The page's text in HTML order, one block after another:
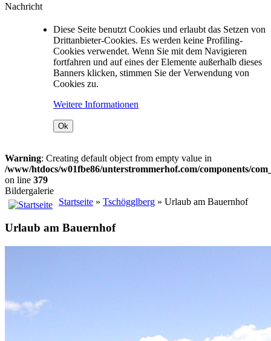
Nachricht
Diese Seite benutzt Cookies und erlaubt das Setzen von
Drittanbieter-Cookies. Es werden keine Profiling-
Cookies verwendet. Wenn Sie mit dem Navigieren
fortfahren und auf eines der Elemente außerhalb dieses
Banners klicken, stimmen Sie der Verwendung von
Cookies zu.
Weitere Informationen
Ok
Warning: Creating default object from empty value in
/www/htdocs/w01fbe86/unterstrommerhof.com/components/
on line 379
Bildergalerie
Startseite » Tschögglberg » Urlaub am Bauernhof
Urlaub am Bauernhof